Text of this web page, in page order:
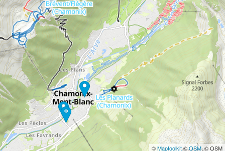
©Maptoolkit©OSM, © OSM